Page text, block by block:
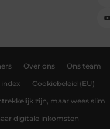
Over ons Ons team
Cookiebeleid (EU)
zijn, maar wees slim
digitale inkomsten